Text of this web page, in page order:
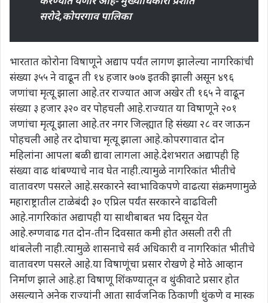
सरोदे,कोपरगाव पालिका
भारतात कोरोना विषाणूने अद्याप पर्यंत लागण झालेल्या नागरिकांची
संख्या ३५५ ने वाढून ती १४ हजार ७०७ इतकी झाली असून ४९६
जणांचा मृत्यू झाला आहे.तर राज्यात आज अखेर ती १६५ ने वाढून
संख्या ३ हजार ३२० वर पोहचली आहे.राज्यात या विषाणूने २०१
जणांचा मृत्यू झाला आहे.तर नगर जिल्ह्यात हि संख्या २८ वर जाऊन
पोहचली आहे तर दोघाचा मृत्यू झाला आहे.कोपरगावात दोन
महिलांना आपला बळी द्यावा लागला आहे.देशभरात अद्यापही हि
संख्या वाढ थांबण्याचे नाव घेत नाही.त्यामुळे नागरिकांत भीतीचे
वातावरण पसरले आहे.सरकारने स्वाभाविकपणे वाढत्या संक्रमणामुळे
महाराष्ट्रातील टाळेबंदी ३० एप्रिल पर्यंत सरकारने वाढविली
आहे.नागरिकांत अद्यापही या साथीबाबत भय दिसून येत
आहे.रुग्णवाढ गत दोन-तीन दिवसात कमी होत असली तरी ती
थांबलेली नाही.त्यामुळे शासनाचे सर्व अधिकारी व नागरिकांत भीतीचे
वातावरण पसरले आहे.या विषाणूंचा प्रसार रोखणे हे मोठे आव्हान
निर्माण झाले आहे.हा विषाणू शिंकण्यातून व थुंकीवाटे प्रसार होत
असल्याने अनेक राज्यांनी आता सार्वजनिक ठिकाणी थुंकणे व मास्क